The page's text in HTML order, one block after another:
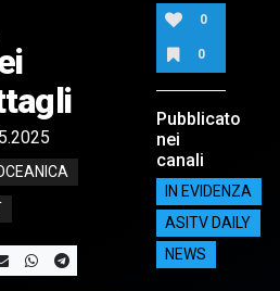
0
0
Pubblicato
nei
canali
IN EVIDENZA
ASITV DAILY
NEWS